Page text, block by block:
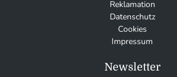
Reklamation
Datenschutz
Cookies
Impressum
Newsletter